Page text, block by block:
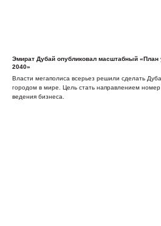
Эмират Дубай опубликовал масштабный «План
2040»
Власти мегаполиса всерьез решили сделать
городом в мире. Цель стать направлением
ведения бизнеса.